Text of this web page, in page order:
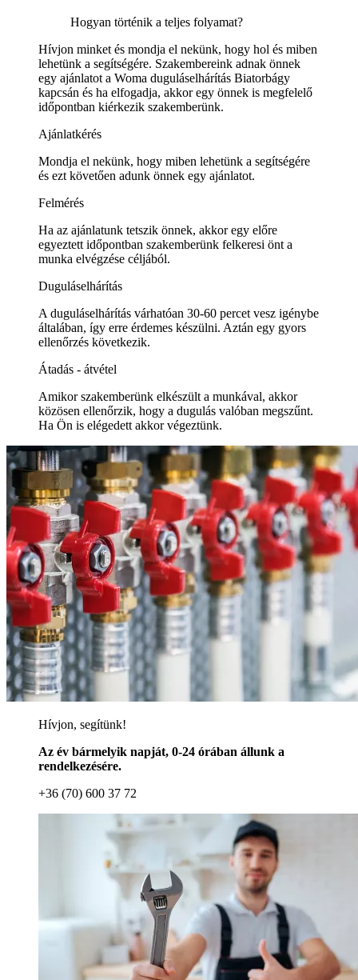
Hogyan történik a teljes folyamat?
Hívjon minket és mondja el nekünk, hogy hol és miben
lehetünk a segítségére. Szakembereink adnak önnek
egy ajánlatot a Woma duguláselhárítás Biatorbágy
kapcsán és ha elfogadja, akkor egy önnek is megfelelő
időpontban kiérkezik szakemberünk.
Ajánlatkérés
Mondja el nekünk, hogy miben lehetünk a segítségére
és ezt követően adunk önnek egy ajánlatot.
Felmérés
Ha az ajánlatunk tetszik önnek, akkor egy előre
egyeztett időpontban szakemberünk felkeresi önt a
munka elvégzése céljából.
Duguláselhárítás
A duguláselhárítás várhatóan 30-60 percet vesz igénybe
általában, így erre érdemes készülni. Aztán egy gyors
ellenőrzés következik.
Átadás - átvétel
Amikor szakemberünk elkészült a munkával, akkor
közösen ellenőrzik, hogy a dugulás valóban megszűnt.
Ha Ön is elégedett akkor végeztünk.
Hívjon, segítünk!
Az év bármelyik napját, 0-24 órában állunk a
rendelkezésére.
+36 (70) 600 37 72